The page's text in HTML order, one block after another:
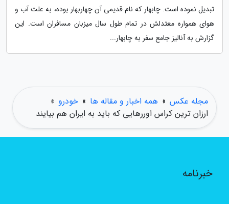
تبدیل نموده است. چابهار که نام قدیمی آن چهاربهار بوده، به علت آب و
هوای همواره معتدلش در تمام طول سال میزبان مسافران است. این
گزارش به آنالیز جامع سفر به چابهار...
مجله عکس » همه اخبار و مقاله ها » خودرو »
ارزان ترین کراس اوررهایی که باید به ایران هم بیایند
خبرنامه